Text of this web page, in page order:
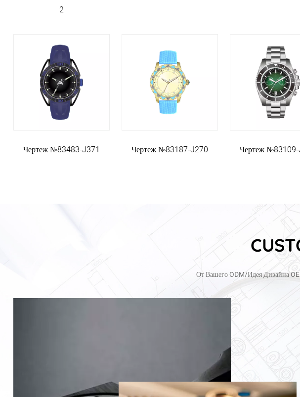
2
Чертеж №83483-J371 Чертеж №83187-J270 Чертеж №83109-
От Вашего ODM/Идея Дизайна